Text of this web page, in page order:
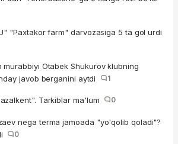
"Paxtakor farm" darvozasiga 5 ta gol urdi
murabbiyi Otabek Shukurov klubning
javob berganini aytdi
1
Tarkiblar ma'lum 0
nega terma jamoada "yo'qolib qoladi"?
0